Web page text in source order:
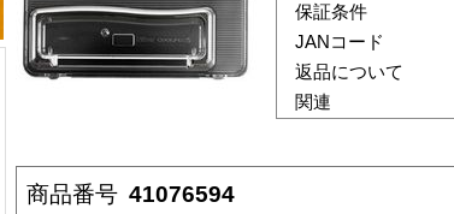
保証条件
JANコード
返品について
関連
商品番号 41076594